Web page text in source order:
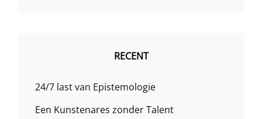
RECENT
24/7 last van Epistemologie
Een Kunstenares zonder Talent